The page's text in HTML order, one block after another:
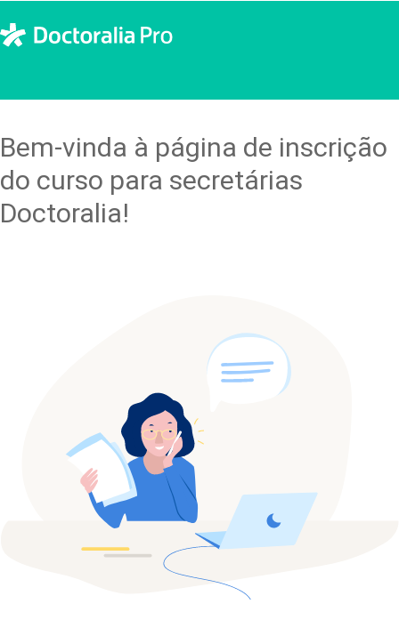
Bem-vinda à página de inscrição
do curso para secretárias
Doctoralia!